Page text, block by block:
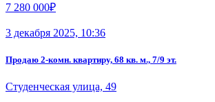
7 280 000₽
3 декабря 2025, 10:36
Продаю 2-комн. квартиру, 68 кв. м., 7/9 эт.
Студенческая улица, 49